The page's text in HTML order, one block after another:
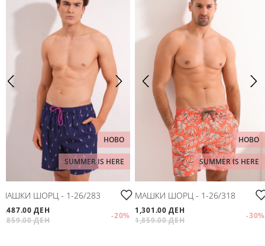
НОВО
SUMMER IS HERE
МАШКИ ШОРЦ - 1-26/283
1,487.00 ДЕН
1,859.00 ДЕН
-20%
НОВО
SUMMER IS HERE
МАШКИ ШОРЦ - 1-26/318
1,301.00 ДЕН
1,859.00 ДЕН
-30%